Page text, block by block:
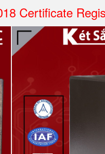
Certificate